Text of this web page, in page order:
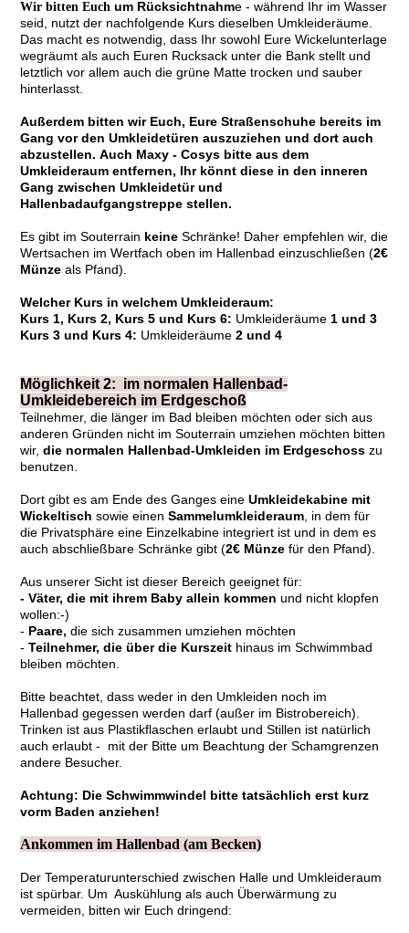
Wir bitten Euchum Rücksichtnahme - während Ihr im Wasser
seid, nutzt der nachfolgende Kurs dieselben Umkleideräume.
Das macht es notwendig, dass Ihr sowohl Eure Wickelunterlage
wegräumt als auch Euren Rucksack unter die Bank stellt und
letztlich vor allem auch die grüne Matte trocken und sauber
hinterlasst.
Außerdem bitten wir Euch, Eure Straßenschuhe bereits im
Gang vor den Umkleidetüren auszuziehen und dort auch
abzustellen. Auch Maxy - Cosys bitte aus dem
Umkleideraum entfernen, Ihr könnt diese in den inneren
Gang zwischen Umkleidetür und
Hallenbadaufgangstreppe stellen.
Es gibt im Souterrain keine Schränke! Daher empfehlen wir, die
Wertsachen im Wertfach oben im Hallenbad einzuschließen (2€
Münze als Pfand).
Welcher Kurs in welchem Umkleideraum:
Kurs 1, Kurs 2, Kurs 5 und Kurs 6: Umkleideräume 1 und 3
Kurs 3 und Kurs 4: Umkleideräume2 und 4
Möglichkeit 2: im normalen Hallenbad-
Umkleidebereich im Erdgeschoß
Teilnehmer, die länger im Bad bleiben möchten oder sich aus
anderen Gründen nicht im Souterrain umziehen möchten bitten
wir,die normalen Hallenbad-Umkleiden im Erdgeschosszu
benutzen.
Dort gibt es am Ende des Ganges eineUmkleidekabine mit
Wickeltisch sowie einenSammelumkleideraum , in dem für
die Privatsphäre eine Einzelkabine integriert ist und in dem es
auch abschließbare Schränke gibt (2€ Münze für den Pfand).
Aus unserer Sicht ist dieser Bereich geeignet für:
- Väter, die mit ihrem Baby allein kommenund nicht klopfen
wollen:-)
- Paare, die sich zusammen umziehen möchten
-Teilnehmer, die über die Kurszeit hinaus im Schwimmbad
bleiben möchten.
Bitte beachtet, dass weder in den Umkleiden noch im
Hallenbad gegessen werden darf (außer im Bistrobereich).
Trinken ist aus Plastikflaschen erlaubt und Stillen ist natürlich
auch erlaubt - mit der Bitte um Beachtung der Schamgrenzen
andere Besucher.
Achtung: Die Schwimmwindel bitte tatsächlich erst kurz
vorm Baden anziehen!
Ankommen im Hallenbad (am Becken)
Der Temperaturunterschied zwischen Halle und Umkleideraum
ist spürbar. Um Auskühlung als auch Überwärmung zu
vermeiden, bitten wir Euch dringend: